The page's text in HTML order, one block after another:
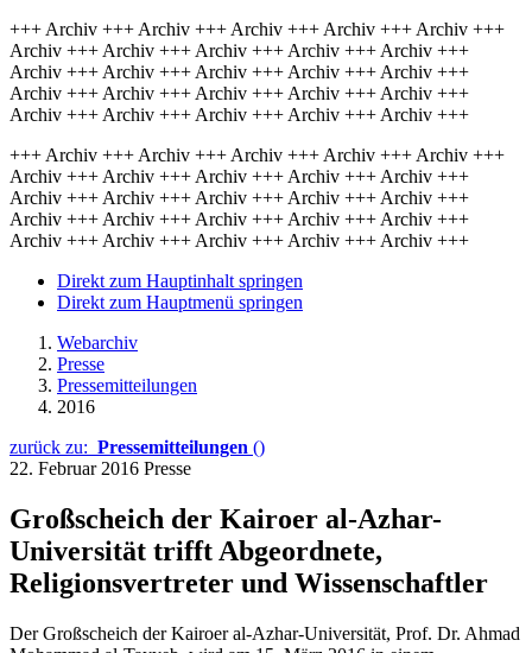
+++ Archiv +++ Archiv +++ Archiv +++ Archiv +++ Archiv +++
Archiv +++ Archiv +++ Archiv +++ Archiv +++ Archiv +++
Archiv +++ Archiv +++ Archiv +++ Archiv +++ Archiv +++
Archiv +++ Archiv +++ Archiv +++ Archiv +++ Archiv +++
Archiv +++ Archiv +++ Archiv +++ Archiv +++ Archiv +++
+++ Archiv +++ Archiv +++ Archiv +++ Archiv +++ Archiv +++
Archiv +++ Archiv +++ Archiv +++ Archiv +++ Archiv +++
Archiv +++ Archiv +++ Archiv +++ Archiv +++ Archiv +++
Archiv +++ Archiv +++ Archiv +++ Archiv +++ Archiv +++
Archiv +++ Archiv +++ Archiv +++ Archiv +++ Archiv +++
Direkt zum Hauptinhalt springen
Direkt zum Hauptmenü springen
Webarchiv
Presse
Pressemitteilungen
2016
zurück zu: Pressemitteilungen ()
22. Februar 2016 Presse
Großscheich der Kairoer al-Azhar-
Universität trifft Abgeordnete,
Religionsvertreter und Wissenschaftler
Der Großscheich der Kairoer al-Azhar-Universität, Prof. Dr. Ahmad